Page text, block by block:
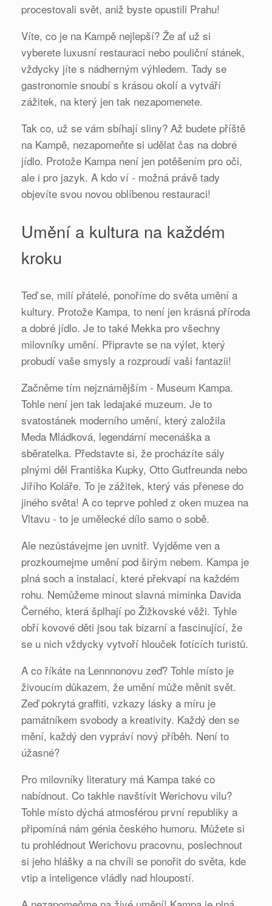
procestovali svět, aniž byste opustili Prahu!
Víte, co je na Kampě nejlepší? Že ať už si
vyberete luxusní restauraci nebo pouliční stánek,
vždycky jíte s nádherným výhledem. Tady se
gastronomie snoubí s krásou okolí a vytváří
zážitek, na který jen tak nezapomenete.
Tak co, už se vám sbíhají sliny? Až budete příště
na Kampě, nezapomeňte si udělat čas na dobré
jídlo. Protože Kampa není jen potěšením pro oči,
ale i pro jazyk. A kdo ví - možná právě tady
objevíte svou novou oblíbenou restauraci!
Umění a kultura na každém
kroku
Teď se, milí přátelé, ponoříme do světa umění a
kultury. Protože Kampa, to není jen krásná příroda
a dobré jídlo. Je to také Mekka pro všechny
milovníky umění. Připravte se na výlet, který
probudí vaše smysly a rozproudí vaši fantazii!
Začněme tím nejznámějším - Museum Kampa.
Tohle není jen tak ledajaké muzeum. Je to
svatostánek moderního umění, který založila
Meda Mládková, legendární mecenáška a
sběratelka. Představte si, že procházíte sály
plnými děl Františka Kupky, Otto Gutfreunda nebo
Jiřího Koláře. To je zážitek, který vás přenese do
jiného světa! A co teprve pohled z oken muzea na
Vltavu - to je umělecké dílo samo o sobě.
Ale nezůstávejme jen uvnitř. Vyjděme ven a
prozkoumejme umění pod širým nebem. Kampa je
plná soch a instalací, které překvapí na každém
rohu. Nemůžeme minout slavná miminka Davida
Černého, která šplhají po Žižkovské věži. Tyhle
obří kovové děti jsou tak bizarní a fascinující, že
se u nich vždycky vytvoří hlouček fotících turistů.
A co říkáte na Lennnonovu zeď? Tohle místo je
živoucím důkazem, že umění může měnit svět.
Zeď pokrytá graffiti, vzkazy lásky a míru je
památníkem svobody a kreativity. Každý den se
mění, každý den vypráví nový příběh. Není to
úžasné?
Pro milovníky literatury má Kampa také co
nabídnout. Co takhle navštívit Werichovu vilu?
Tohle místo dýchá atmosférou první republiky a
připomíná nám génia českého humoru. Můžete si
tu prohlédnout Werichovu pracovnu, poslechnout
si jeho hlášky a na chvíli se ponořit do světa, kde
vtip a inteligence vládly nad hloupostí.